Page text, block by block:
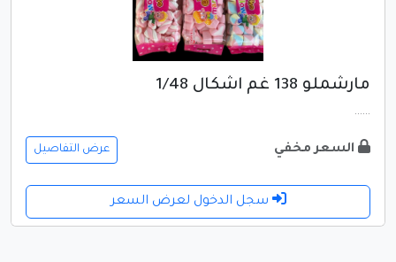
مارشملو 138 غم اشكال 1/48
......
السعر مخفي عرض التفاصيل
سجل الدخول لعرض السعر